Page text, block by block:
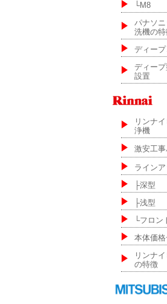
└M8
パナソ
洗機の特
ディープ
ディー
設置
リンナ
浄機
激安工事
ライン
├深型
├浅型
└フロン
本体価格
リンナ
の特徴